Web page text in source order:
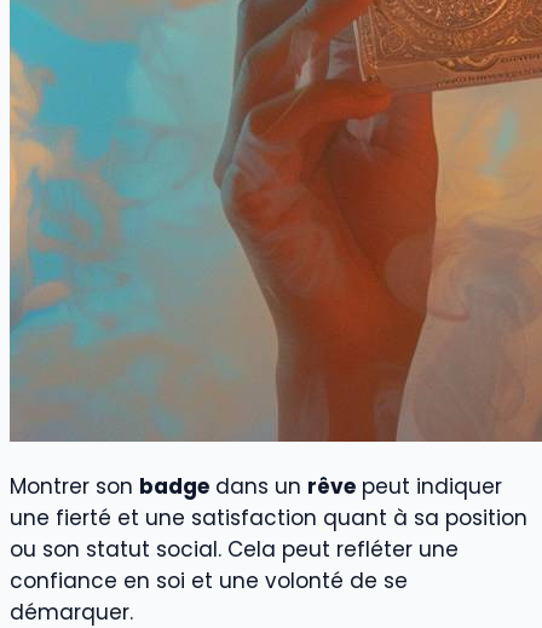
Montrer son badge dans un rêve peut indiquer
une fierté et une satisfaction quant à sa position
ou son statut social. Cela peut refléter une
confiance en soi et une volonté de se
démarquer.